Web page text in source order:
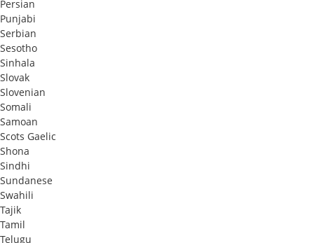
Persian
Punjabi
Serbian
Sesotho
Sinhala
Slovak
Slovenian
Somali
Samoan
Scots Gaelic
Shona
Sindhi
Sundanese
Swahili
Tajik
Tamil
Telugu